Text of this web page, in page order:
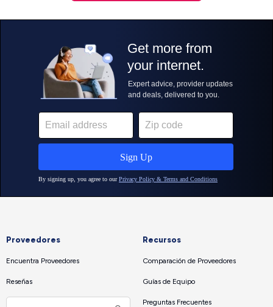
Proveedores
Encuentra Proveedores
Reseñas
Recursos
Comparación de Proveedores
Guías de Equipo
Preguntas Frecuentes